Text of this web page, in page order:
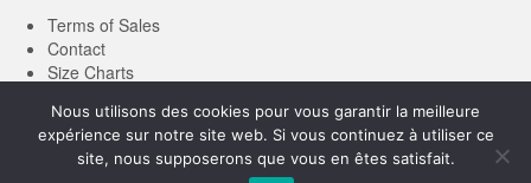
Terms of Sales
Contact
Size Charts
Français
Nous utilisons des cookies pour vous garantir la meilleure
expérience sur notre site web. Si vous continuez à utiliser ce
site, nous supposerons que vous en êtes satisfait.